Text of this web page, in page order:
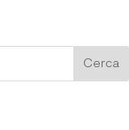
Cerca